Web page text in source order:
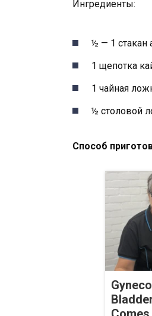
Ингредиенты:
½ — 1 стакан
1 щепотка
1 чайная
½ столовой
Способ